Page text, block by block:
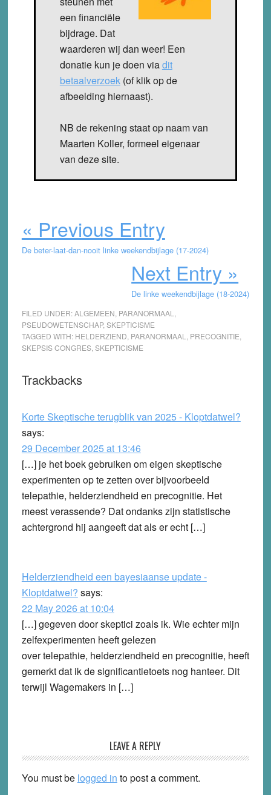
een financiële
bijdrage. Dat
waarderen wij dan weer! Een
donatie kun je doen viadit
betaalverzoek(of klik op de
afbeelding hiernaast).
NB de rekening staat op naam van
Maarten Koller, formeel eigenaar
van deze site.
« Previous Entry
De beter-laat-dan-nooit linke weekendbijlage (17-2024)
Next Entry »
De linke weekendbijlage (18-2024)
FILED UNDER:ALGEMEEN PARANORMAAL
PSEUDOWETENSCHAP, SKEPTICISME
TAGGED WITH: HELDERZIEND PARANORMAAL PRECOGNITIE
SKEPSIS CONGRES, SKEPTICISME
Reader
Trackbacks
Korte Skeptische terugblik van 2025 - Kloptdatwel?
says:
29 December 2025 at 13:46
[…] je het boek gebruiken om eigen skeptische
experimenten op te zetten over bijvoorbeeld
telepathie, helderziendheid en precognitie. Het
meest verassende? Dat ondanks zijn statistische
achtergrond hij aangeeft dat als er echt […]
Helderziendheid een bayesiaanse update -
Kloptdatwel? says:
22 May 2026 at 10:04
[…] gegeven door skeptici zoals ik. Wie echter mijn
zelfexperimenten heeft gelezen
over telepathie, helderziendheid en precognitie, heeft
gemerkt dat ik de significantietoets nog hanteer. Dit
terwijl Wagemakers in […]
LEAVE A REPLY
You must be logged in to post a comment.